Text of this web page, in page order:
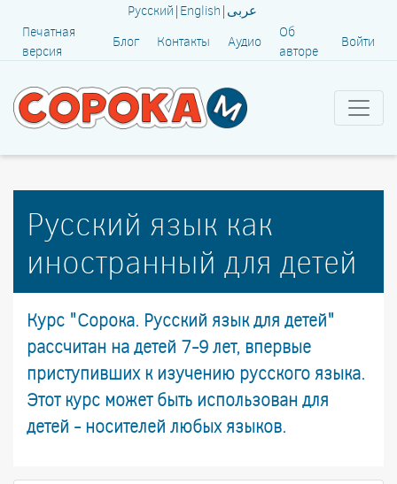
Русский | English | عربى
Печатная
версия
Блог Контакты Аудио
Об
авторе
Войти
Русский язык как
иностранный для детей
Курс "Сорока. Русский язык для детей"
рассчитан на детей 7-9 лет, впервые
приступивших к изучению русского языка.
Этот курс может быть использован для
детей - носителей любых языков.